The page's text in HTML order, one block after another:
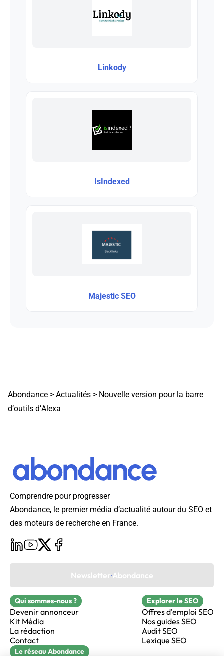
Linkody
IsIndexed
Majestic SEO
Abondance > Actualités > Nouvelle version pour la barre
d’outils d’Alexa
Comprendre pour progresser
Abondance, le premier média d’actualité autour du SEO et
des moteurs de recherche en France.
Newsletter Abondance
Qui sommes-nous ?
Devenir annonceur
Kit Média
La rédaction
Contact
Explorer le SEO
Offres d'emploi SEO
Nos guides SEO
Audit SEO
Lexique SEO
Le réseau Abondance